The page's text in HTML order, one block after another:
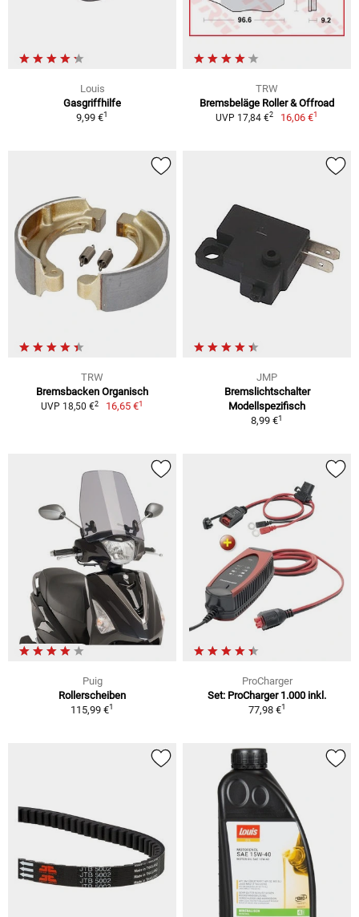
Louis
Gasgriffhilfe
9,99 €1
TRW
Bremsbeläge Roller & Offroad
UVP 17,84 €2 16,06 €1
TRW
Bremsbacken Organisch
UVP 18,50 €2 16,65 €1
JMP
Bremslichtschalter
Modellspezifisch
8,99 €1
Puig
Rollerscheiben
115,99 €1
ProCharger
Set: ProCharger 1.000 inkl.
77,98 €1